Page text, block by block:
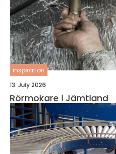
inspiration
13. July 2026
Rörmokare i Jämtland